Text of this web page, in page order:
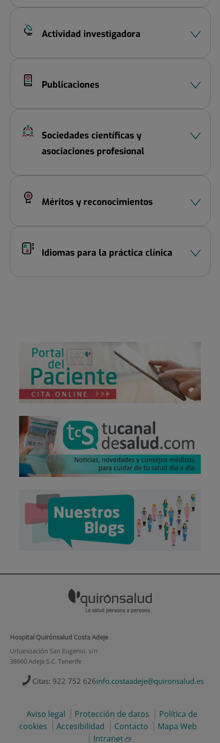
Actividad investigadora
Publicaciones
Sociedades científicas y
asociaciones profesional
Méritos y reconocimientos
Idiomas para la práctica clínica
Hospital Quirónsalud Costa Adeje
Urbanización San Eugenio, s/n
38660 Adeje S.C. Tenerife
Citas: 922 752 626info.costaadeje@quironsalud.es
Aviso legal Protección de datos
Política de
cookies
Accesibilidad Contacto
Mapa Web
Intranet